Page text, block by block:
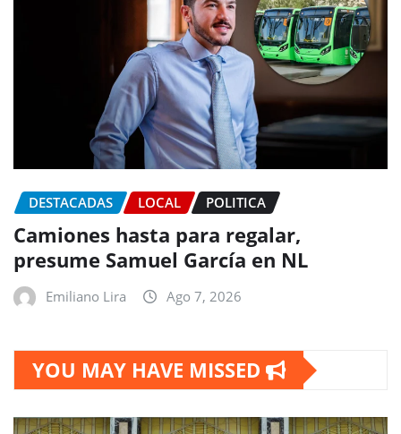
DESTACADAS LOCAL POLITICA
Camiones hasta para regalar,
presume Samuel García en NL
Emiliano Lira Ago 7, 2026
YOU MAY HAVE MISSED